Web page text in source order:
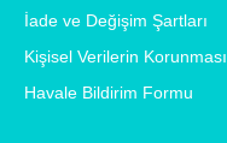
İade ve Değişim Şartları
Kişisel Verilerin Korunması
Havale Bildirim Formu